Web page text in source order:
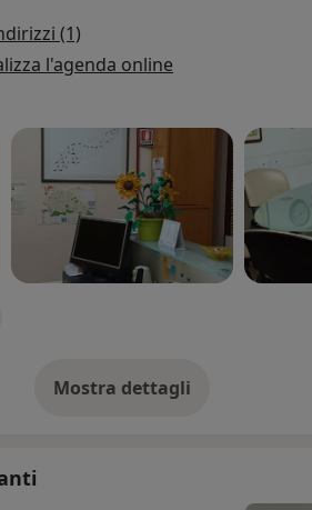
(1)
l'agenda online
Mostra dettagli
sull'esperienza